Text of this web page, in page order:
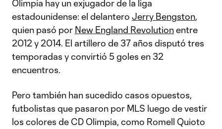
Olimpia hay un exjugador de la liga
estadounidense: el delantero Jerry Bengston,
quien pasó por New England Revolutionentre
2012 y 2014. El artillero de 37 años disputó tres
temporadas y convirtió 5 goles en 32
encuentros.
Pero también han sucedido casos opuestos,
futbolistas que pasaron por MLS luego de vestir
los colores de CD Olimpia, como Romell Quioto